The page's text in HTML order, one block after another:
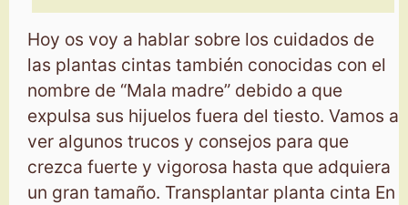
Hoy os voy a hablar sobre los cuidados de
las plantas cintas también conocidas con el
nombre de “Mala madre” debido a que
expulsa sus hijuelos fuera del tiesto. Vamos a
ver algunos trucos y consejos para que
crezca fuerte y vigorosa hasta que adquiera
un gran tamaño. Transplantar planta cinta En